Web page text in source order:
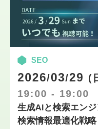
SEO
2026/03/29 (
19:00 - 19:00
生成AIと検索エン
検索情報最適化戦略